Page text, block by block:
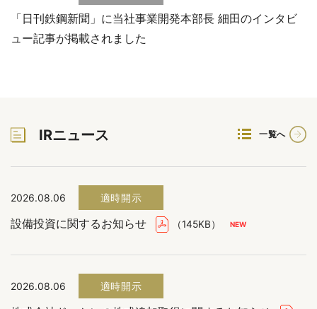
「日刊鉄鋼新聞」に当社事業開発本部長 細田のインタビ
ュー記事が掲載されました
IRニュース
2026.08.06 適時開示
設備投資に関するお知らせ （145KB）
2026.08.06 適時開示
一覧へ